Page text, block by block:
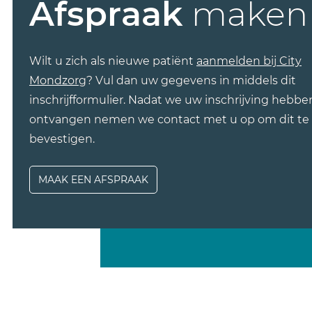
Afspraak maken
Wilt u zich als nieuwe patiënt aanmelden bij City
Mondzorg? Vul dan uw gegevens in middels dit
inschrijfformulier. Nadat we uw inschrijving
ontvangen nemen we contact met u op om dit te
bevestigen.
MAAK EEN AFSPRAAK